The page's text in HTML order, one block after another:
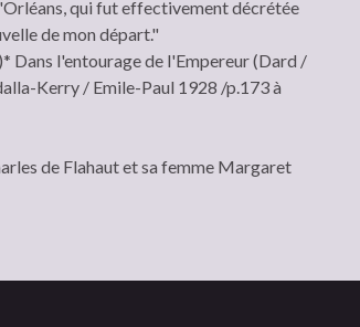
qui fut effectivement décrétée
de mon départ."
Dans l'entourage de l'Empereur (Dard /
Kerry / Emile-Paul 1928 /p.173 à
de Flahaut et sa femme Margaret